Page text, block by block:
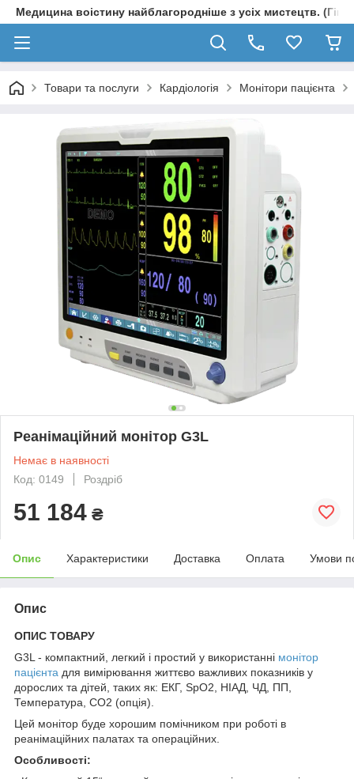
Медицина воістину найблагородніше з усіх мистецтв.
Товари та послуги Кардіологія Монітори пацієнта
Реанімаційний монітор G3L
Немає в наявності
Код: 0149
Роздріб
51 184 ₴
Опис Характеристики Доставка Оплата Умови
Опис
ОПИС ТОВАРУ
G3L - компактний, легкий і простий у використанні монітор
пацієнта для вимірювання життєво важливих показників у
дорослих та дітей, таких як: ЕКГ, SpO2, НІАД, ЧД, ПП,
Температура, CO2 (опція).
Цей монітор буде хорошим помічником при роботі в
реанімаційних палатах та операційних.
Особливості: